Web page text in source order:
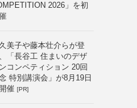
2026」を初
美子や藤本壮介らが登
「長谷工 住まいのデザ
コンペティション 20回
特別講演会」が8月19日
催 [PR]